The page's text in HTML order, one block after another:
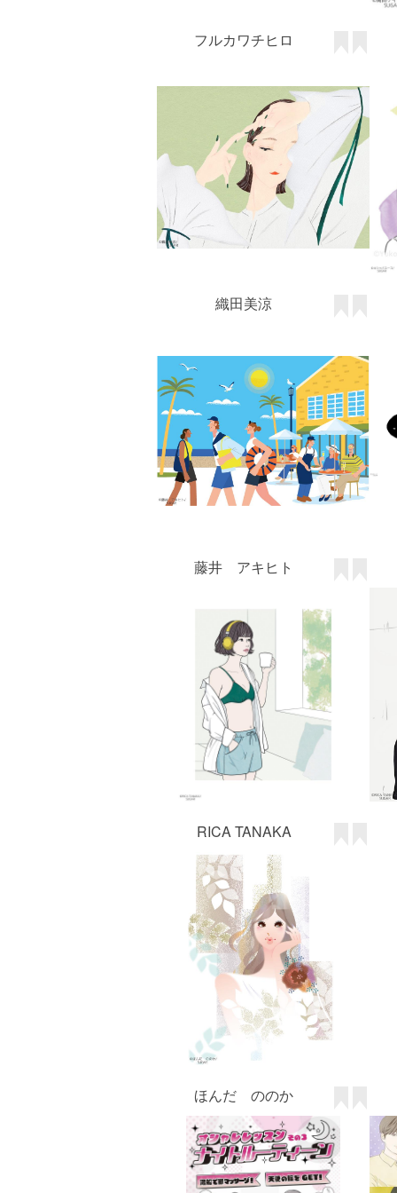
フルカワチヒロ
織田美涼
藤井 アキヒト
RICA TANAKA
ほんだ ののか